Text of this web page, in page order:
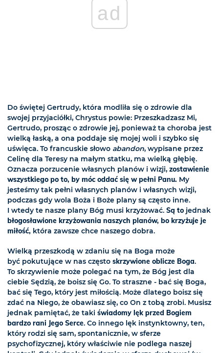
ad
Do świętej Gertrudy, która modliła się o zdrowie dla
swojej przyjaciółki, Chrystus powie: Przeszkadzasz Mi,
Gertrudo, prosząc o zdrowie jej, ponieważ ta choroba jest
wielką łaską, a ona poddaje się mojej woli i szybko się
uświęca. To francuskie słowo abandon, wypisane przez
Celinę dla Teresy na małym statku, ma wielką głębię.
Oznacza porzucenie własnych planów i wizji, zostawienie
wszystkiego po to, by móc oddać się w pełni Panu. My
jesteśmy tak pełni własnych planów i własnych wizji,
podczas gdy wola Boża i Boże plany są często inne.
I wtedy te nasze plany Bóg musi krzyżować. Są to jednak
błogosławione krzyżowania naszych planów, bo krzyżuje je
miłość, która zawsze chce naszego dobra.
Wielką przeszkodą w zdaniu się na Boga może
być pokutujące w nas często skrzywione oblicze Boga.
To skrzywienie może polegać na tym, że Bóg jest dla
ciebie Sędzią, że boisz się Go. To straszne - bać się Boga,
bać się Tego, który jest miłością. Może dlatego boisz się
zdać na Niego, że obawiasz się, co On z tobą zrobi. Musisz
jednak pamiętać, że taki świadomy lęk przed Bogiem
bardzo rani Jego Serce. Co innego lęk instynktowny, ten,
który rodzi się sam, spontanicznie, w sferze
psychofizycznej, który właściwie nie podlega naszej